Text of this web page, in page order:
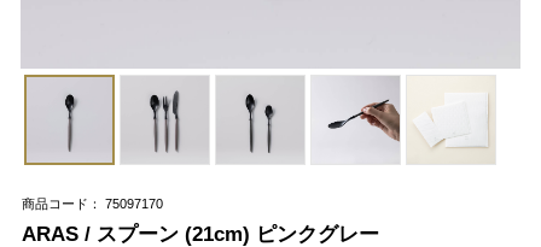
商品コード： 75097170
ARAS / スプーン (21cm) ピンクグレー